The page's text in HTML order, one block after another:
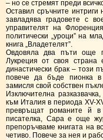
– но се стремят преди
Оставил сръчните
завладява градовете с
управителят на
политически „уроци” на
книга „Владетелят”.
Овдовяла два пъти още
Лукреция от своя
династически брак – този
повече да бъде пионка в
замисля свой собствен
Изключителна
към Италия в периода XV-
превръщат романите й в
писателка, Сара е още
препоръчваме книгата на
четиво. Повече за нея и